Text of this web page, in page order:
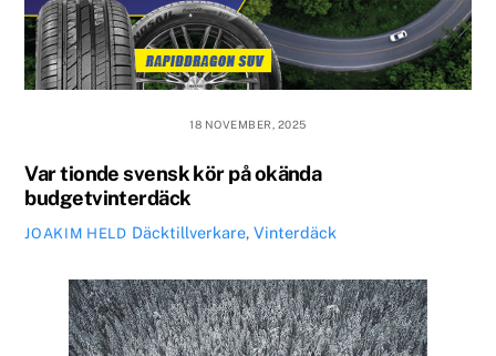
18 NOVEMBER, 2025
Var tionde svensk kör på okända
budgetvinterdäck
JOAKIM HELD Däcktillverkare, Vinterdäck